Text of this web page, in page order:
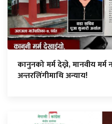
कानुनको मर्म देख्ने, मानवीय
अन्तरलिंगीमाथि अन्याय!